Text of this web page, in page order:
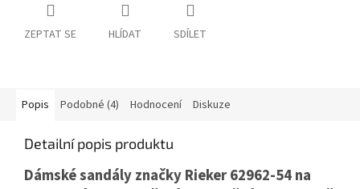
ZEPTAT SE HLÍDAT SDÍLET
Popis Podobné (4) Hodnocení Diskuze
Detailní popis produktu
Dámské sandály značky Rieker 62962-54 na